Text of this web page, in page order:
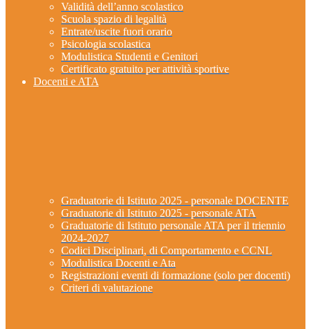
Validità dell’anno scolastico
Scuola spazio di legalità
Entrate/uscite fuori orario
Psicologia scolastica
Modulistica Studenti e Genitori
Certificato gratuito per attività sportive
Docenti e ATA
Graduatorie di Istituto 2025 - personale DOCENTE
Graduatorie di Istituto 2025 - personale ATA
Graduatorie di Istituto personale ATA per il triennio
2024-2027
Codici Disciplinari, di Comportamento e CCNL
Modulistica Docenti e Ata
Registrazioni eventi di formazione (solo per docenti)
Criteri di valutazione